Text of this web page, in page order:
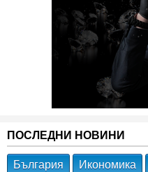
ПОСЛЕДНИ НОВИНИ
България Икономика